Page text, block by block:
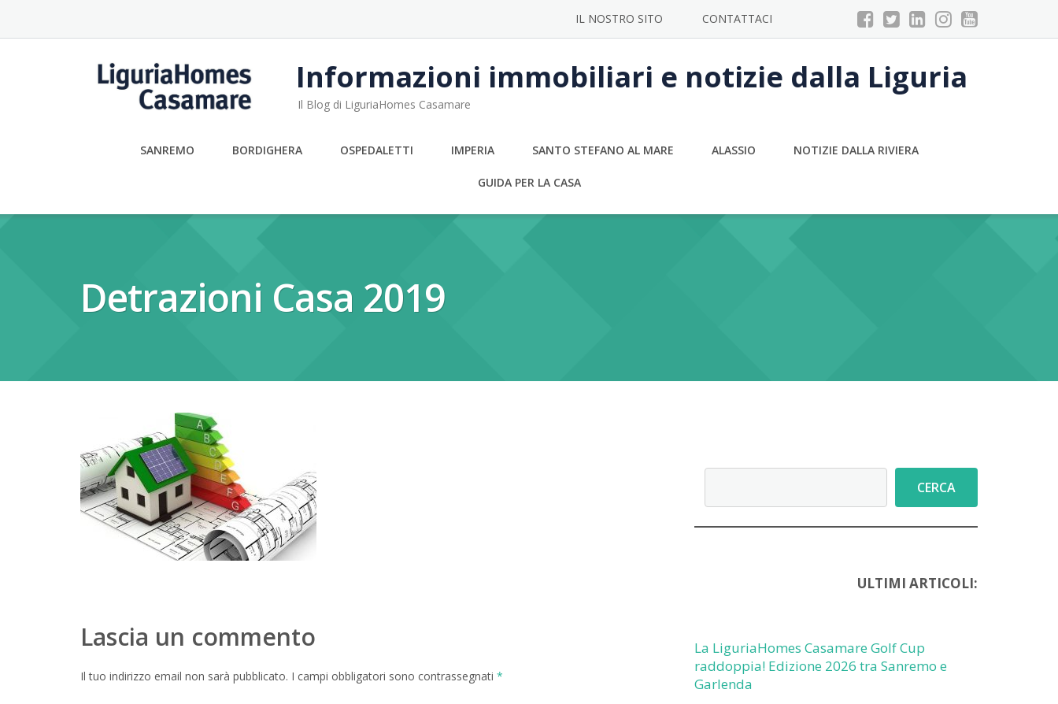
content
IL NOSTRO SITO CONTATTACI
Informazioni immobiliari e notizie dalla Liguria
Il Blog di LiguriaHomes Casamare
SANREMO BORDIGHERA OSPEDALETTI IMPERIA SANTO STEFANO AL MARE ALASSIO NOTIZIE DALLA RIVIERA
GUIDA PER LA CASA
Detrazioni Casa 2019
Lascia un commento
Il tuo indirizzo email non sarà pubblicato. I campi obbligatori sono contrassegnati *
CERCA
ULTIMI ARTICOLI:
La LiguriaHomes Casamare Golf Cup
raddoppia! Edizione 2026 tra Sanremo e
Garlenda